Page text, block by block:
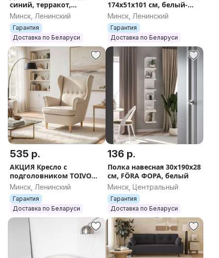
синий, терракот,
капучино, серый,
145х82х80 см
Минск, Ленинский
Гарантия
Доставка по Беларуси
174х51х101 см, белый-
ясень, белый, серый,
серый-ясень
Минск, Ленинский
Гарантия
Доставка по Беларуси
535 р.
АКЦИЯ Кресло с
подголовником TOIVO
ТОЙВО (СТРАНДМОН В
IKEA). Темно-серый/
Бежевый/Коричневый/
Темно-си
Минск, Ленинский
Гарантия
Доставка по Беларуси
136 р.
Полка навесная 30х190х28
см, FÖRA ФОРА, белый
Минск, Центральный
Гарантия
Доставка по Беларуси